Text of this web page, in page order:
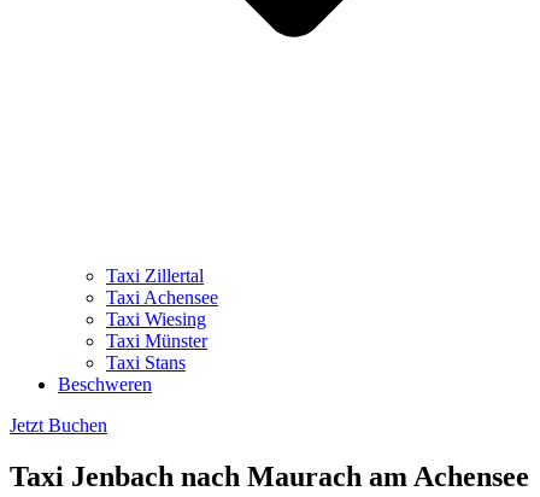
Taxi Zillertal
Taxi Achensee
Taxi Wiesing
Taxi Münster
Taxi Stans
Beschweren
Jetzt Buchen
Taxi Jenbach nach Maurach am Achensee